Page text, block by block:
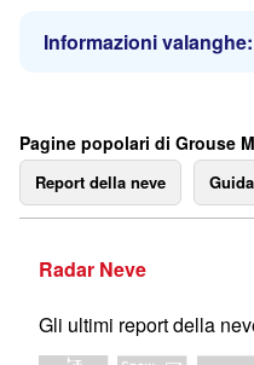
Informazioni valanghe:
Pagine popolari di Grouse
Report della neve
Radar Neve
Gli ultimi report della